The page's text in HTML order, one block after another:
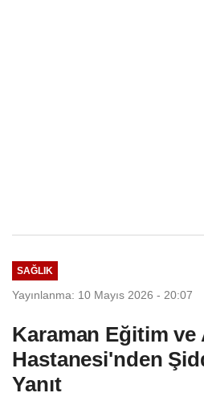
SAĞLIK
Yayınlanma: 10 Mayıs 2026 - 20:07
Karaman Eğitim ve
Hastanesi'nden
Yanıt